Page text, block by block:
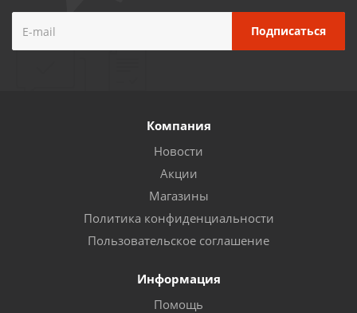
Компания
Новости
Акции
Магазины
Политика конфиденциальности
Пользовательское соглашение
Информация
Помощь